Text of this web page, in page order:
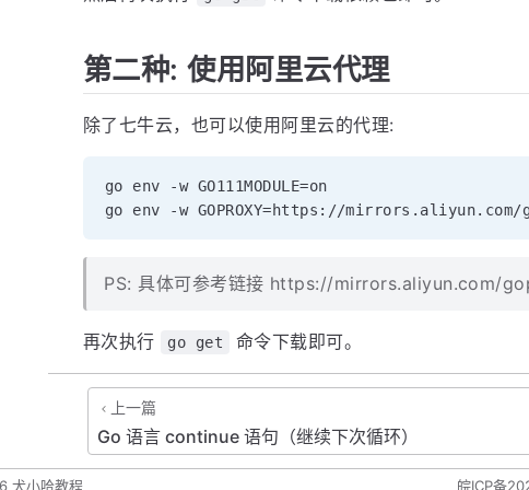
第二种: 使用阿里云代理
除了七牛云，也可以使用阿里云的代理:
go env -w GO111MODULE=on
PS: 具体可参考链接 https://mirrors.aliyun.com/
再次执行 go get 命令下载即可。
上一篇
Go 语言 continue 语句（继续下次循环）
犬小哈教程 皖ICP备